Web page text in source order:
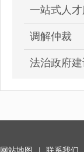
一站式人
调解仲裁
法治政府建